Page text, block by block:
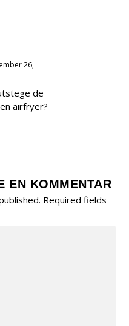
26,
de
airfryer?
EN KOMMENTAR
Required fields